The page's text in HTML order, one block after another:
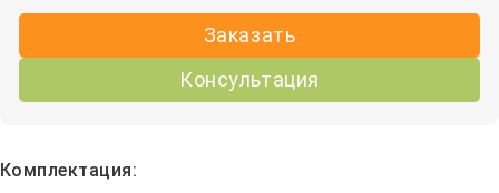
Заказать
Консультация
Комплектация: